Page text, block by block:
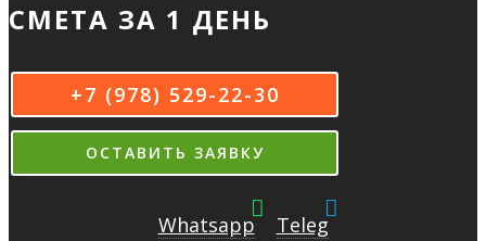
СМЕТА ЗА 1 ДЕНЬ
+7 (978) 529-22-30
ОСТАВИТЬ ЗАЯВКУ
Whatsapp Teleg